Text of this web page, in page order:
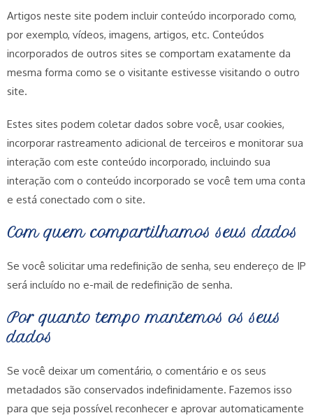
Artigos neste site podem incluir conteúdo incorporado como,
por exemplo, vídeos, imagens, artigos, etc. Conteúdos
incorporados de outros sites se comportam exatamente da
mesma forma como se o visitante estivesse visitando o outro
site.
Estes sites podem coletar dados sobre você, usar cookies,
incorporar rastreamento adicional de terceiros e monitorar sua
interação com este conteúdo incorporado, incluindo sua
interação com o conteúdo incorporado se você tem uma conta
e está conectado com o site.
Com quem compartilhamos seus dados
Se você solicitar uma redefinição de senha, seu endereço de IP
será incluído no e-mail de redefinição de senha.
Por quanto tempo mantemos os seus
dados
Se você deixar um comentário, o comentário e os seus
metadados são conservados indefinidamente. Fazemos isso
para que seja possível reconhecer e aprovar automaticamente